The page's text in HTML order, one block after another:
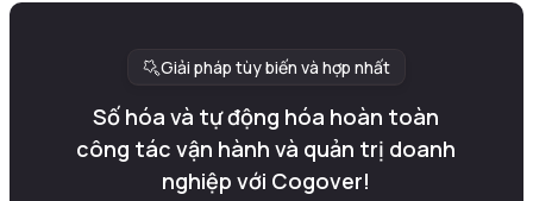
Giải pháp tùy biến và hợp nhất
Số hóa và tự động hóa hoàn toàn
công tác vận hành và quản trị doanh
nghiệp với Cogover!